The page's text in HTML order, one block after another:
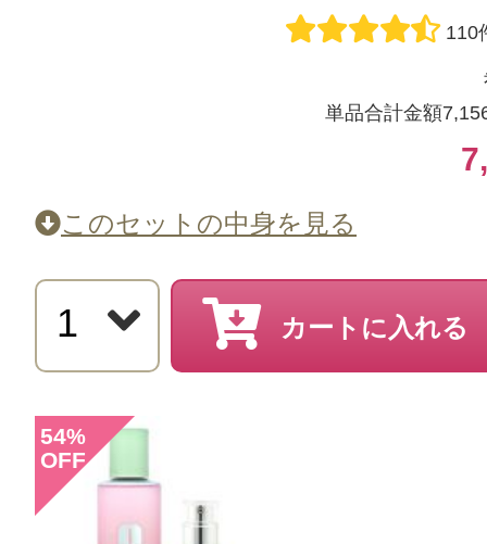
110
単品合計金額
このセットの中身を見る
カートに入れる
54%
OFF